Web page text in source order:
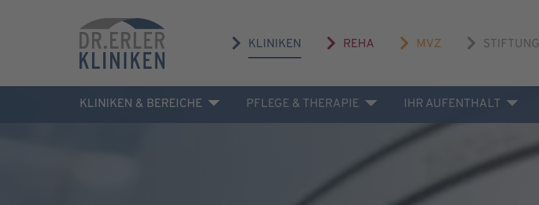
KLINIKEN REHA MVZ STIFTUNG
KLINIKEN & BEREICHE PFLEGE & THERAPIE IHR AUFENTHALT